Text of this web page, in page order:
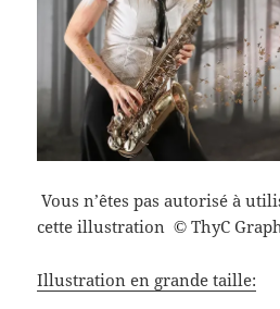
Vous n’êtes pas autorisé à
cette illustration©ThyC
Illustration en grande taille: